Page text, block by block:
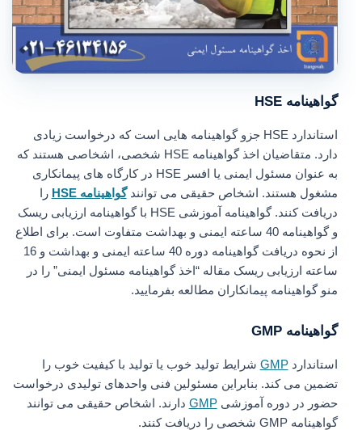
گواهینامه HSE
استاندارد HSE جزو گواهینامه هایی است که درخواست زیادی
دارد. متقاضیان اخذ گواهینامه HSE شخصی، اشخاصی هستند که
به عنوان مسئول ایمنی یا افسر HSE در کارگاه های پیمانکاری
مشغول هستند. اشخاص حقیقی می توانندگواهینامه HSE
را
دریافت کنند. گواهینامه آموزشی HSE با گواهینامه ارزیابی ریسک
و گواهینامه 40 ساعته ایمنی و بهداشت متفاوت است. برای اطلاع
از نحوه دریافت گواهینامه دوره 40 ساعته ایمنی و بهداشت و 16
ساعته ارزیابی ریسک مقاله “اخذ گواهینامه مسئول ایمنی” را در
منو گواهینامه پیمانکاران مطالعه بفرمایید.
گواهینامه GMP
استانداردGMPشرایط تولید خوب یا تولید با کیفیت خوب را
تضمین می کند. بنابراین مسئولین فنی واحدهای تولیدی درخواست
حضور در دوره آموزشی GMPدارند. اشخاص حقیقی می توانند
گواهینامه GMP شخصی را دریافت کنند.